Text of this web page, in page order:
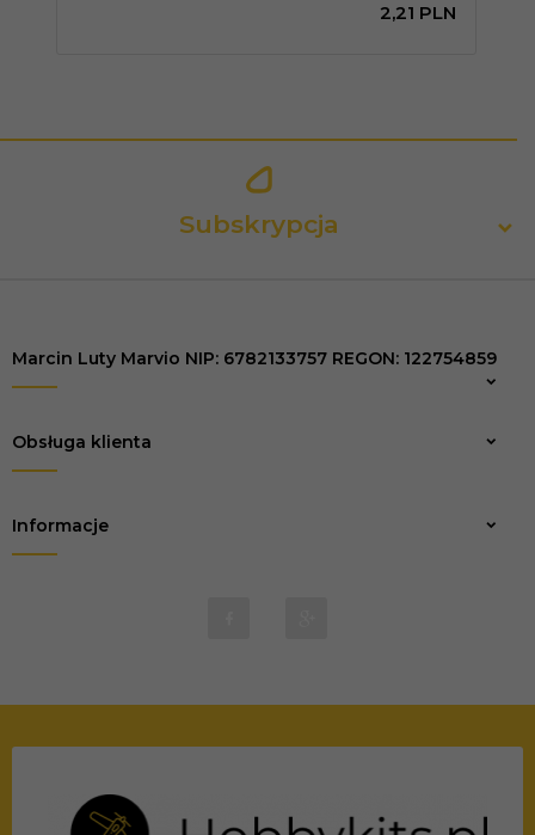
2,21 PLN
Subskrypcja
Marcin Luty Marvio NIP: 6782133757 REGON: 122754859
biuro@marvio-rc.pl
Obsługa klienta
Informacje